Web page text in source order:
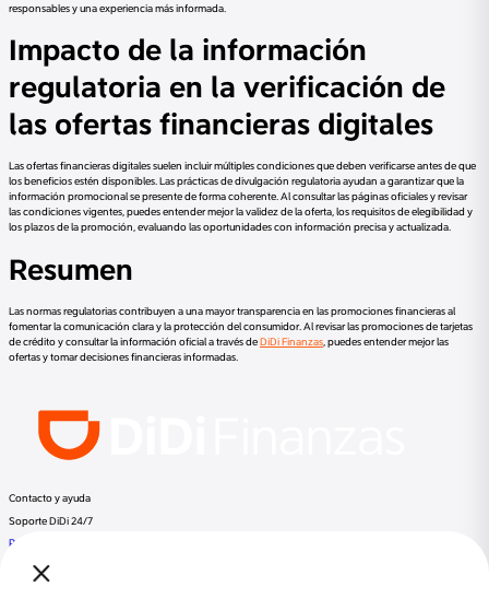
responsables y una experiencia más informada.
Impacto de la información
regulatoria en la verificación de
las ofertas financieras digitales
Las ofertas financieras digitales suelen incluir múltiples condiciones que deben verificarse antes de que
los beneficios estén disponibles. Las prácticas de divulgación regulatoria ayudan a garantizar que la
información promocional se presente de forma coherente. Al consultar las páginas oficiales y revisar
las condiciones vigentes, puedes entender mejor la validez de la oferta, los requisitos de elegibilidad y
los plazos de la promoción, evaluando las oportunidades con información precisa y actualizada.
Resumen
Las normas regulatorias contribuyen a una mayor transparencia en las promociones financieras al
fomentar la comunicación clara y la protección del consumidor. Al revisar las promociones de tarjetas
de crédito y consultar la información oficial a través deDiDi Finanzas , puedes entender mejor las
ofertas y tomar decisiones financieras informadas.
Contacto y ayuda
Soporte DiDi 24/7
Preguntas frecuentes
Llama a DiDi Finance al: